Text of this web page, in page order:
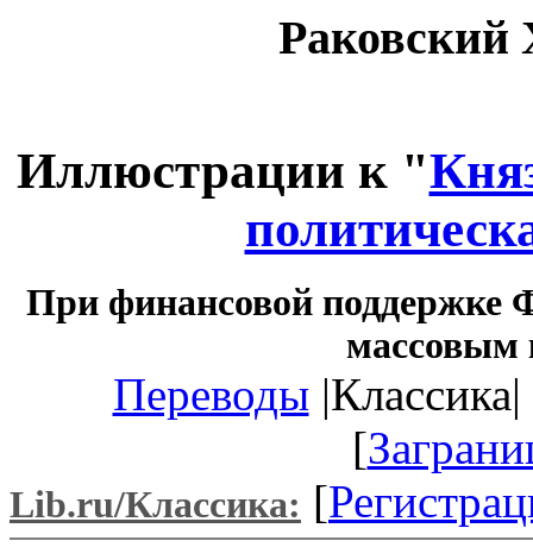
Раковский
Иллюстрации к "
При финансовой поддержке
массовым
Переводы
[
Lib.ru/Классика: [